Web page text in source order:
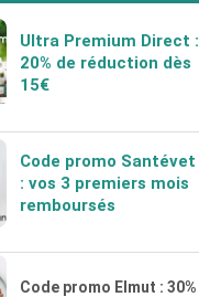
Ultra Premium Direct :
20% de réduction dès
15€
Code promo Santévet
: vos 3 premiers mois
remboursés
Code promo Elmut : 30%